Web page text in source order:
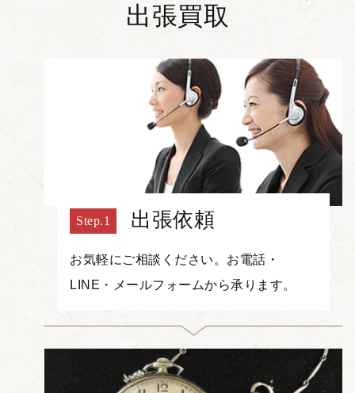
出張買取
出張依頼
お気軽にご相談ください。お電話・
LINE・メールフォームから承ります。